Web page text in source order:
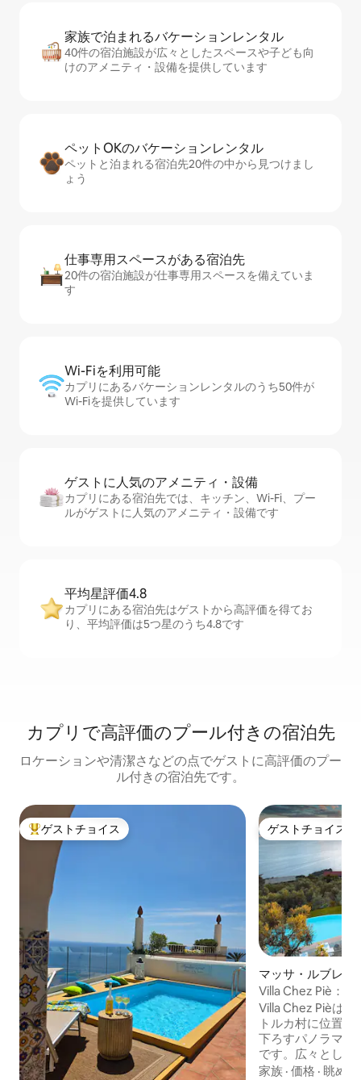
家族で泊まれるバ⁠ケ⁠ー⁠シ⁠ョ⁠ンレ⁠ン⁠タ⁠ル
40件の宿泊施設が広々としたスペースや子ども向
けのアメニティ・設備を提供しています
ペットOKのバ⁠ケ⁠ー⁠シ⁠ョ⁠ンレ⁠ン⁠タ⁠ル
ペットと泊まれる宿泊先20件の中から見つけまし
ょう
仕事専用ス⁠ペ⁠ー⁠スがあ⁠る宿⁠泊⁠先
20件の宿泊施設が仕事専用スペースを備えていま
す
Wi-Fiを利⁠用⁠可⁠能
カプリにあるバケーションレンタルのうち50件が
Wi-Fiを提供しています
ゲストに人⁠気⁠のア⁠メ⁠ニ⁠テ⁠ィ・設⁠備
カプリにある宿泊先では、キッチン、Wi-Fi、プー
ルがゲストに人気のアメニティ・設備です
平均星評価4.8
カプリにある宿泊先はゲストから高評価を得てお
り、平均評価は5つ星のうち4.8です
カプリで高評価のプール付きの宿泊先
ロケーションや清潔さなどの点でゲストに高評価のプー
ル付きの宿泊先です。
大好評のゲストチョイスです。
ゲストチョイス ゲストチョイス
ゲストチョイス
マッサ・ルブレン
Villa Chez Piè：
ル、コンシェルジ
Villa Chez Pièは
トルカ村に位置
下ろすパノラマビ
です。広々とした
ー、イタリアらし
家族 ·価格 · 眺め